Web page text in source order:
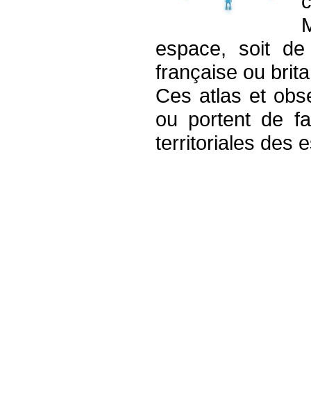
espace, soit
française ou
Ces atlas et
ou portent de
territoriales des